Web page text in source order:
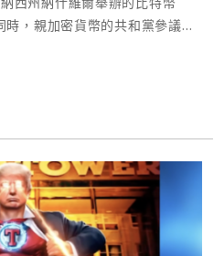
，親加密貨幣的共和黨參議員
在該會議上宣布一項將比特幣作